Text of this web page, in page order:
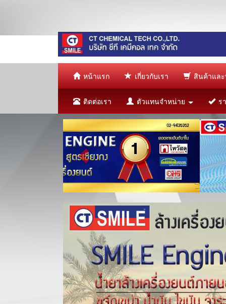
หน้าแรก เกี่ยวกับเรา สินค้าแล
ติดต่อเรา ตัวแทนจำหน่าย ร